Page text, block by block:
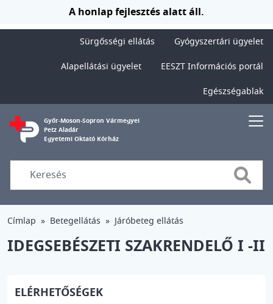
Ugrás a tartalomraA honlap fejlesztés alatt áll.
Sürgősségi ellátás
Gyógyszertári ügyelet
Alapellátási ügyelet
EESZT Információs portál
Egészségablak
Győr-Moson-Sopron Vármegyei
Petz Aladár
Egyetemi Oktató Kórház
Search
Címlap Betegellátás Járóbeteg ellátás
IDEGSEBÉSZETI SZAKRENDELŐ I -II
ELÉRHETŐSÉGEK